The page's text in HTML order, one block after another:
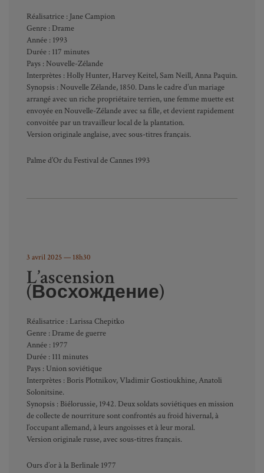
Réalisatrice : Jane Campion
Genre : Drame
Année : 1993
Durée : 117 minutes
Pays : Nouvelle-Zélande
Interprètes : Holly Hunter, Harvey Keitel, Sam Neill, Anna Paquin.
Synopsis : Nouvelle Zélande, 1850. Dans le cadre d’un mariage
arrangé avec un riche propriétaire terrien, une femme muette est
envoyée en Nouvelle-Zélande avec sa fille, et devient rapidement
convoitée par un travailleur local de la plantation.
Version originale anglaise, avec sous-titres français.
Palme d’Or du Festival de Cannes 1993
3 avril 2025— 18h30
L’ascension
(Восхождение)
Réalisatrice : Larissa Chepitko
Genre : Drame de guerre
Année : 1977
Durée : 111 minutes
Pays : Union soviétique
Interprètes : Boris Plotnikov, Vladimir Gostioukhine, Anatoli
Solonitsine.
Synopsis : Biélorussie, 1942. Deux soldats soviétiques en mission
de collecte de nourriture sont confrontés au froid hivernal, à
l’occupant allemand, à leurs angoisses et à leur moral.
Version originale russe, avec sous-titres français.
Ours d’or à la Berlinale 1977